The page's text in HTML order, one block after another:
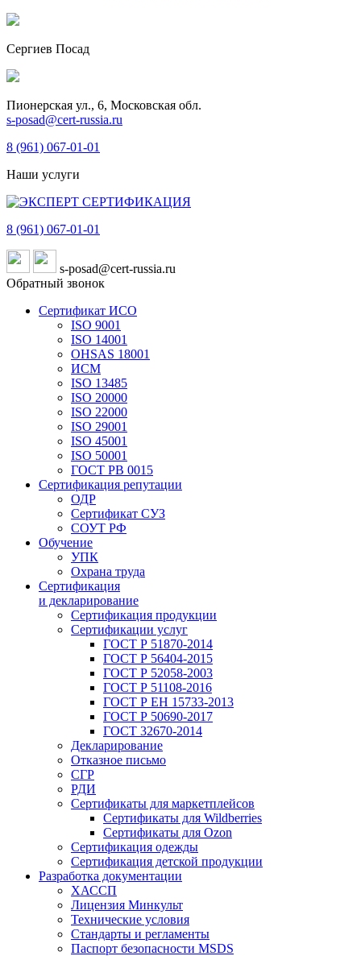
Сергиев Посад
Пионерская ул., 6, Московская обл.
s-posad@cert-russia.ru
8 (961) 067-01-01
Наши услуги
8 (961) 067-01-01
s-posad@cert-russia.ru
Обратный звонок
Сертификат ИСО
ISO 9001
ISO 14001
OHSAS 18001
ИСМ
ISO 13485
ISO 20000
ISO 22000
ISO 29001
ISO 45001
ISO 50001
ГОСТ РВ 0015
Сертификация репутации
ОДР
Сертификат СУЗ
СОУТ РФ
Обучение
УПК
Охрана труда
Сертификация
и декларирование
Сертификация продукции
Сертификации услуг
ГОСТ Р 51870-2014
ГОСТ Р 56404-2015
ГОСТ Р 52058-2003
ГОСТ Р 51108-2016
ГОСТ Р ЕН 15733-2013
ГОСТ Р 50690-2017
ГОСТ 32670-2014
Декларирование
Отказное письмо
СГР
РДИ
Сертификаты для маркетплейсов
Сертификаты для Wildberries
Сертификаты для Ozon
Сертификация одежды
Сертификация детской продукции
Разработка документации
ХАССП
Лицензия Минкульт
Технические условия
Стандарты и регламенты
Паспорт безопасности MSDS